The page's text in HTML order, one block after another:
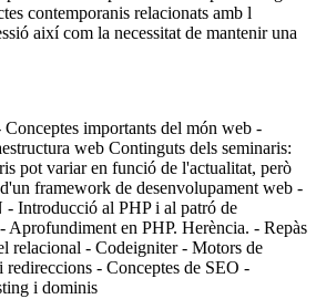
contemporanis relacionats amb l
així com la necessitat de mantenir una
importants del món web -
web Continguts dels seminaris:
pot variar en funció de l'actualitat, però
framework de desenvolupament web -
- Introducció al PHP i al patró de
Aprofundiment en PHP. Herència. - Repàs
relacional - Codeigniter - Motors de
- Conceptes de SEO -
i dominis